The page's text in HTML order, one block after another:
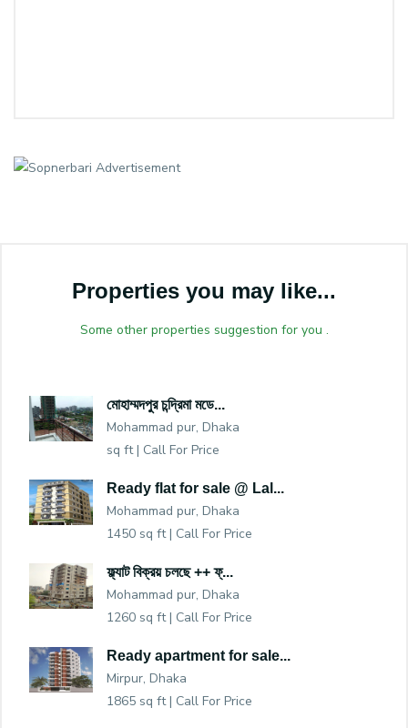
Properties you may like...
Some other properties suggestion for you .
মোহাম্মদপুর চন্দ্রিমা মডে...
Mohammad pur, Dhaka
sq ft | Call For Price
Ready flat for sale @ Lal...
Mohammad pur, Dhaka
1450 sq ft | Call For Price
ফ্ল্যাট বিক্রয় চলছে ++ ফ্...
Mohammad pur, Dhaka
1260 sq ft | Call For Price
Ready apartment for sale...
Mirpur, Dhaka
1865 sq ft | Call For Price